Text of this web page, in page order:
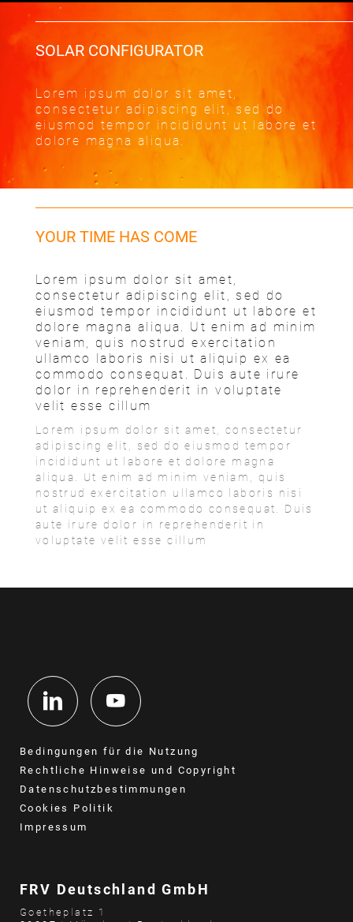
SOLAR CONFIGURATOR
Lorem ipsum dolor sit amet,
consectetur adipiscing elit, sed do
eiusmod tempor incididunt ut labore et
dolore magna aliqua.
YOUR TIME HAS COME
Lorem ipsum dolor sit amet,
consectetur adipiscing elit, sed do
eiusmod tempor incididunt ut labore et
dolore magna aliqua. Ut enim ad minim
veniam, quis nostrud exercitation
ullamco laboris nisi ut aliquip ex ea
commodo consequat. Duis aute irure
dolor in reprehenderit in voluptate
velit esse cillum
Lorem ipsum dolor sit amet, consectetur
adipiscing elit, sed do eiusmod tempor
incididunt ut labore et dolore magna
aliqua. Ut enim ad minim veniam, quis
nostrud exercitation ullamco laboris nisi
ut aliquip ex ea commodo consequat. Duis
aute irure dolor in reprehenderit in
voluptate velit esse cillum
Bedingungen für die Nutzung
Rechtliche Hinweise und Copyright
Datenschutzbestimmungen
Cookies Politik
Impressum
FRV Deutschland GmbH
Goetheplatz 1